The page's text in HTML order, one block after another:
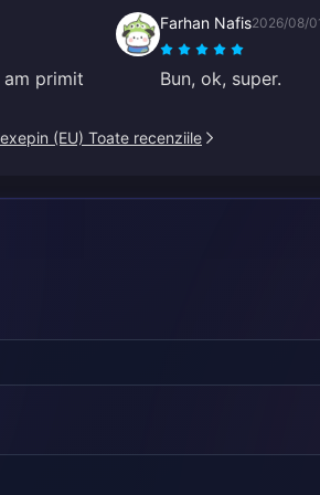
am primit
Farhan Nafis2026/08/
Bun, ok, super.
(EU) Toate recenziile